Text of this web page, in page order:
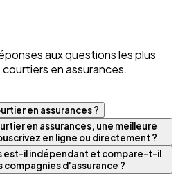
aux questions les plus
en assurances.
en assurances ?
en assurances, une meilleure
en ligne ou directement ?
est-il indépendant et compare-t-il
compagnies d'assurance ?